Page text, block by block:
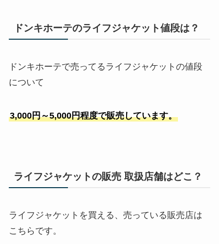
ドンキホーテのライフジャケット値段は？
ドンキホーテで売ってるライフジャケットの値段
について
3,000円～5,000円程度で販売しています。
ライフジャケットの販売 取扱店舗はどこ？
ライフジャケットを買える、売っている販売店は
こちらです。